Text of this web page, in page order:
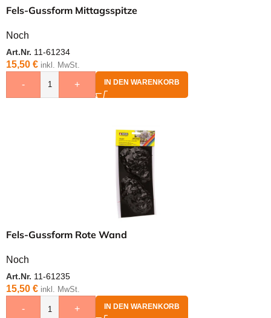
Fels-Gussform Mittagsspitze
Noch
Art.Nr. 11-61234
15,50 € inkl. MwSt.
- + IN DEN WARENKORB
Fels-Gussform Rote Wand
Noch
Art.Nr. 11-61235
15,50 € inkl. MwSt.
- + IN DEN WARENKORB